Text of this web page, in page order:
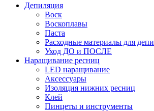
Депиляция
Воск
Воскоплавы
Паста
Расходные материалы для
Уход ДО и ПОСЛЕ
Наращивание ресниц
LED наращивание
Аксессуары
Изоляция нижних ресниц
Клей
Пинцеты и инструменты